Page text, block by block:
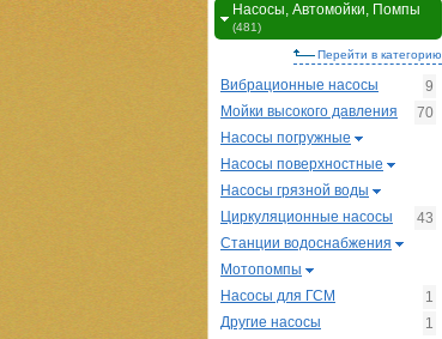
Насосы, Автомойки, Помпы
(481)
Перейти в категорию
Вибрационные насосы
9
Мойки высокого давления
70
Насосы погружные
Насосы поверхностные
Насосы грязной воды
Циркуляционные насосы
43
Станции водоснабжения
Мотопомпы
Насосы для ГСМ
1
Другие насосы
1